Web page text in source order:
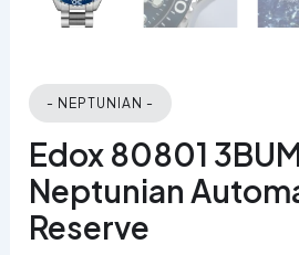
- NEPTUNIAN -
Edox 80801
Neptunian
Reserve